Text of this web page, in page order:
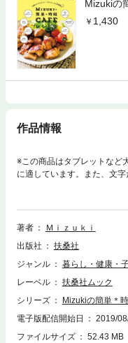
Mizukiの
1,430
作品情報
※この商品はタブレットなど
に適しています。また、文
ト、検索、辞書の参照、引
る人気のCAFEレシピを集
グ「奇跡のキッチン」から
ガー・Mizukiさんから生みだ
年、2015年に発売した『
シピ2』(小社)に追加・再編集
著者
Ｍｉｚｕｋｉ
出版社
扶桑社
ジャンル
暮らし・健康・
レーベル
扶桑社ムック
シリーズ
Mizukiの簡単＊
電子版配信開始日
2019/
ファイルサイズ
52.43 MB